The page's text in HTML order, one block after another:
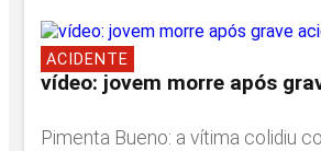
ACIDENTE
vídeo: jovem morre após
Pimenta Bueno: a vítima colidiu